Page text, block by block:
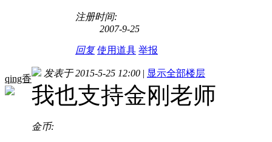
注册时间:
2007-9-25
回复 使用道具 举报
qing香
发表于 2015-5-25 12:00 | 显示全部楼层
我也支持金刚老师
金币: